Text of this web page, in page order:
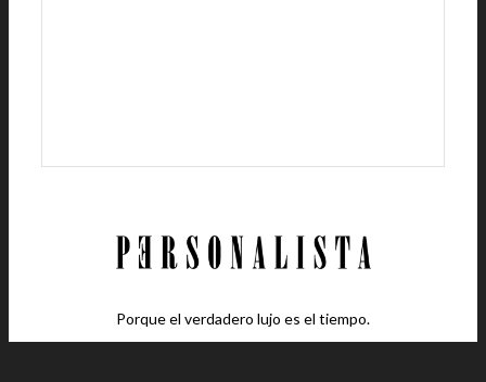
Porque el verdadero lujo es el tiempo.